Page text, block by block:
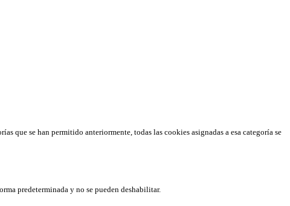
que se han permitido anteriormente, todas las cookies asignadas a esa categoría se
predeterminada y no se pueden deshabilitar.